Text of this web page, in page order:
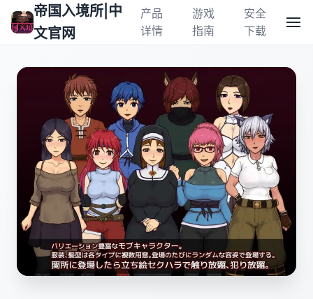
帝国入境所|中
文官网
产品
详情
游戏
指南
安全
下载